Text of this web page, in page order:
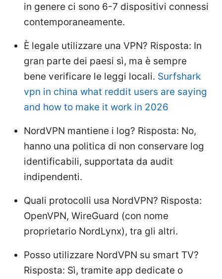
in genere ci sono 6-7 dispositivi connessi
contemporaneamente.
È legale utilizzare una VPN? Risposta: In
gran parte dei paesi sì, ma è sempre
bene verificare le leggi locali. Surfshark
vpn in china what reddit users are saying
and how to make it work in 2026
NordVPN mantiene i log? Risposta: No,
hanno una politica di non conservare log
identificabili, supportata da audit
indipendenti.
Quali protocolli usa NordVPN? Risposta:
OpenVPN, WireGuard (con nome
proprietario NordLynx), tra gli altri.
Posso utilizzare NordVPN su smart TV?
Risposta: Sì, tramite app dedicate o